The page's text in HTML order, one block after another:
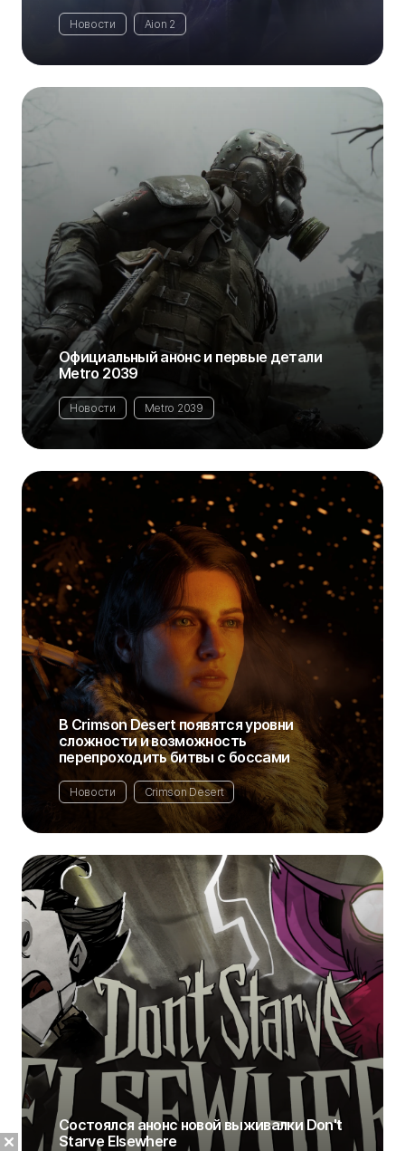
Новости Aion 2
Официальный анонс и первые детали
Metro 2039
Новости Metro 2039
В Crimson Desert появятся уровни
сложности и возможность
перепроходить битвы с боссами
Новости Crimson Desert
Состоялся анонс новой выживалки Don't
Starve Elsewhere